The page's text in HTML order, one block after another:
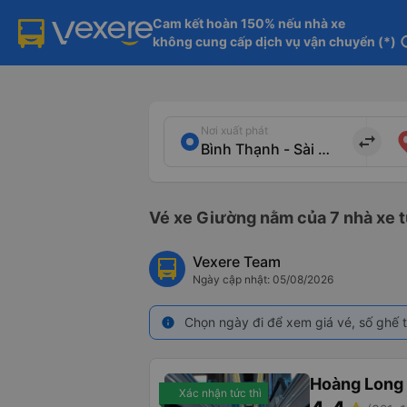
Cam kết hoàn 150% nếu nhà xe
không cung cấp dịch vụ vận chuyển (*)
Nơi xuất phát
import_export
Vé xe Giường nằm của 7 nhà xe
Vexere Team
Ngày cập nhật: 05/08/2026
info Chọn ngày đi để xem giá vé, số
Xác nhận tức thì Hoàng Long